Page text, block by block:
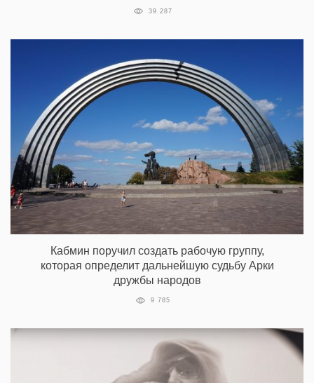
39 287
Кабмин поручил создать рабочую группу,
которая определит дальнейшую судьбу Арки
дружбы народов
9 785